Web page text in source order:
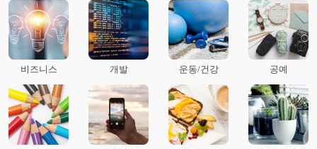
비즈니스 개발 운동/건강 공예